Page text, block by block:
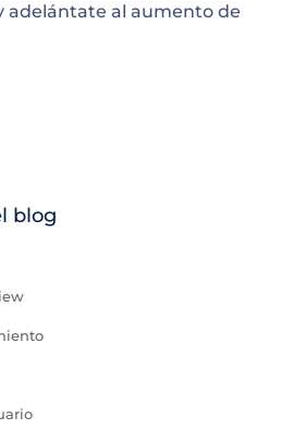
adelántate al aumento de
blog